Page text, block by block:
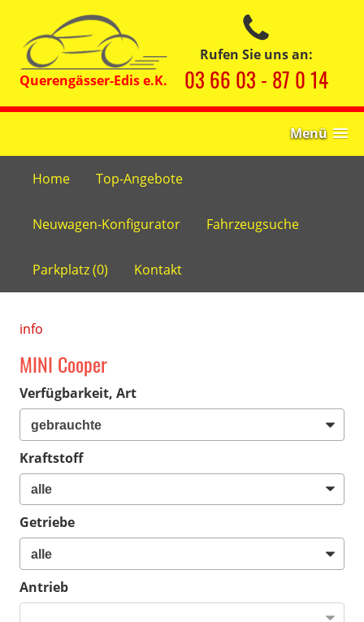
Rufen Sie uns an:
03 66 03 - 87 0 14
Menü
Home Top-Angebote
Neuwagen-Konfigurator Fahrzeugsuche
Parkplatz (0) Kontakt
info
MINI Cooper
Verfügbarkeit, Art
Kraftstoff
Getriebe
Antrieb